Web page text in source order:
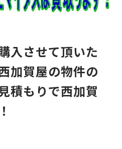
入させて頂いた
加賀屋の物件の
積もりで西加賀